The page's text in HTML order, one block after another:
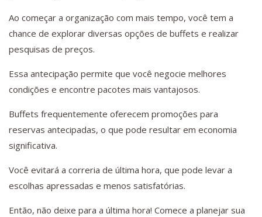
Ao começar a organização com mais tempo, você tem a
chance de explorar diversas opções de buffets e realizar
pesquisas de preços.
Essa antecipação permite que você negocie melhores
condições e encontre pacotes mais vantajosos.
Buffets frequentemente oferecem promoções para
reservas antecipadas, o que pode resultar em economia
significativa.
Você evitará a correria de última hora, que pode levar a
escolhas apressadas e menos satisfatórias.
Então, não deixe para a última hora! Comece a planejar sua